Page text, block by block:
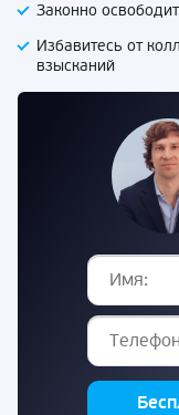
Законно
Избавитесь от
взысканий